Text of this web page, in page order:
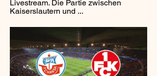
Livestream. Die Partie zwischen
Kaiserslautern und ...